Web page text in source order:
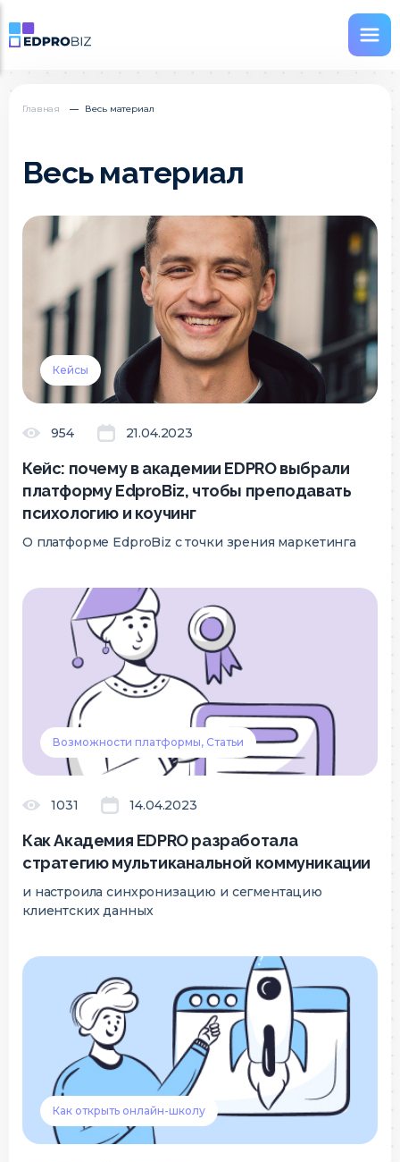
Главная Весь материал
Весь материал
Кейсы
954 21.04.2023
Кейс: почему в академии EDPRO выбрали
платформу EdproBiz, чтобы преподавать
психологию и коучинг
О платформе EdproBiz с точки зрения маркетинга
Возможности платформы, Статьи
1031 14.04.2023
Как Академия EDPRO разработала
стратегию мультиканальной коммуникации
и настроила синхронизацию и сегментацию
клиентских данных
Как открыть онлайн-школу